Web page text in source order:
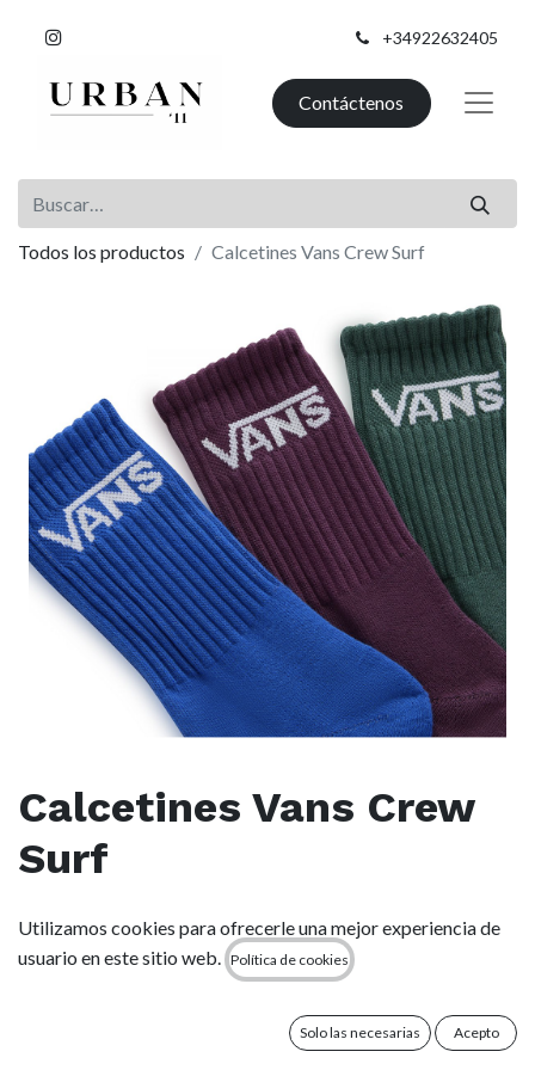
+34922632405
Contáctenos
Todos los productos Calcetines Vans Crew Surf
Calcetines Vans Crew
Surf
Este producto ya no está disponible.
Utilizamos cookies para ofrecerle una mejor experiencia de
usuario en este sitio web.
Política de cookies
Solo las necesarias Acepto